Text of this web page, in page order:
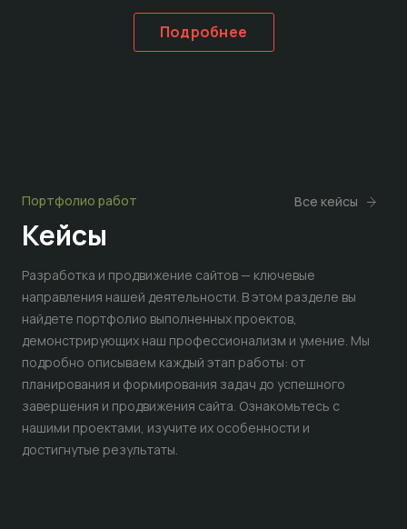
Подробнее
Портфолио работ
Кейсы
Все кейсы
Разработка и продвижение сайтов — ключевые
направления нашей деятельности. В этом разделе вы
найдете портфолио выполненных проектов,
демонстрирующих наш профессионализм и умение. Мы
подробно описываем каждый этап работы: от
планирования и формирования задач до успешного
завершения и продвижения сайта. Ознакомьтесь с
нашими проектами, изучите их особенности и
достигнутые результаты.